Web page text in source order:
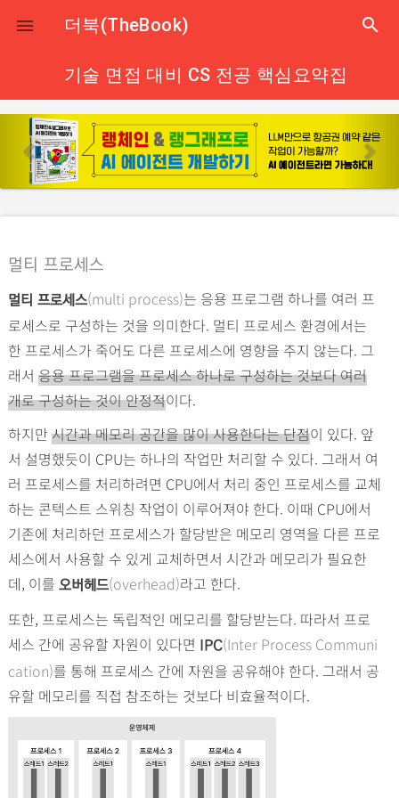
close
 더북(TheBook) search
기술 면접 대비 CS 전공 핵심요약집
p
r
e
u
s
e
x
멀티 프로세스
멀티 프로세스(multi process)는 응용 프로그램 하나를 여러 프
로세스로 구성하는 것을 의미한다. 멀티 프로세스 환경에서는
한 프로세스가 죽어도 다른 프로세스에 영향을 주지 않는다. 그
래서 응용 프로그램을 프로세스 하나로 구성하는 것보다 여러
개로 구성하는 것이 안정적이다.
하지만 시간과 메모리 공간을 많이 사용한다는 단점이 있다. 앞
서 설명했듯이 CPU는 하나의 작업만 처리할 수 있다. 그래서 여
러 프로세스를 처리하려면 CPU에서 처리 중인 프로세스를 교체
하는 콘텍스트 스위칭 작업이 이루어져야 한다. 이때 CPU에서
기존에 처리하던 프로세스가 할당받은 메모리 영역을 다른 프로
세스에서 사용할 수 있게 교체하면서 시간과 메모리가 필요한
데, 이를 오버헤드(overhead)라고 한다.
또한, 프로세스는 독립적인 메모리를 할당받는다. 따라서 프로
세스 간에 공유할 자원이 있다면
IPC(Inter Process Communi
cation)를 통해 프로세스 간에 자원을 공유해야 한다. 그래서 공
유할 메모리를 직접 참조하는 것보다 비효율적이다.